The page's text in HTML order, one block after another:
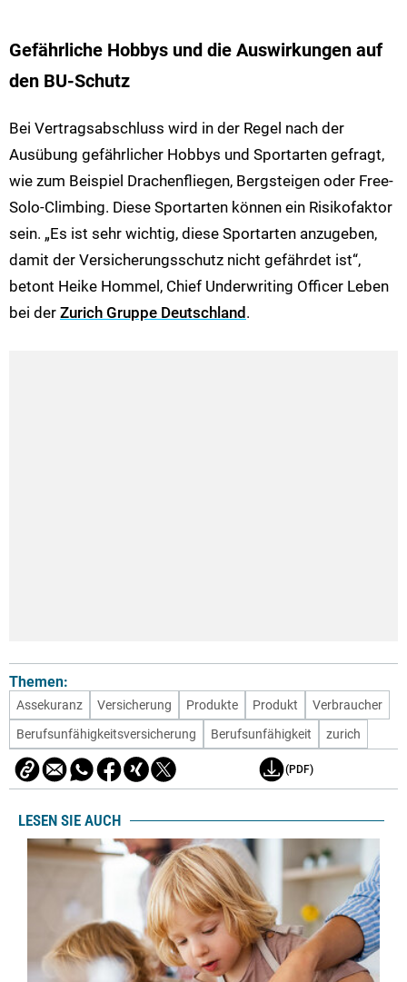
Gefährliche Hobbys und die Auswirkungen auf
den BU-Schutz
Bei Vertragsabschluss wird in der Regel nach der
Ausübung gefährlicher Hobbys und Sportarten gefragt,
wie zum Beispiel Drachenfliegen, Bergsteigen oder Free-
Solo-Climbing. Diese Sportarten können ein Risikofaktor
sein. „Es ist sehr wichtig, diese Sportarten anzugeben,
damit der Versicherungsschutz nicht gefährdet ist“,
betont Heike Hommel, Chief Underwriting Officer Leben
bei der Zurich Gruppe Deutschland .
Themen:
Assekuranz Versicherung Produkte Produkt
Verbraucher
Berufsunfähigkeitsversicherung
Berufsunfähigkeit zurich
(PDF)
LESEN SIE AUCH